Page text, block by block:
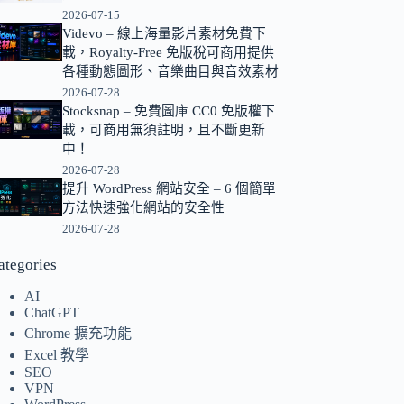
2026-07-15
Videvo – 線上海量影片素材免費下
載，Royalty-Free 免版稅可商用提供
各種動態圖形、音樂曲目與音效素材
2026-07-28
Stocksnap – 免費圖庫 CC0 免版權下
載，可商用無須註明，且不斷更新
中！
2026-07-28
提升 WordPress 網站安全 – 6 個簡單
方法快速強化網站的安全性
2026-07-28
AI
ChatGPT
Chrome 擴充功能
Excel 教學
SEO
VPN